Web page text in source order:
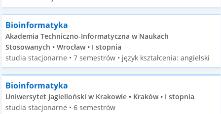
Bioinformatyka
Akademia Techniczno-Informatyczna w Naukach
Stosowanych • Wrocław • I stopnia
studia stacjonarne • 7 semestrów • język kształcenia: angielski
Bioinformatyka
Uniwersytet Jagielloński w Krakowie • Kraków • I stopnia
studia stacjonarne • 6 semestrów